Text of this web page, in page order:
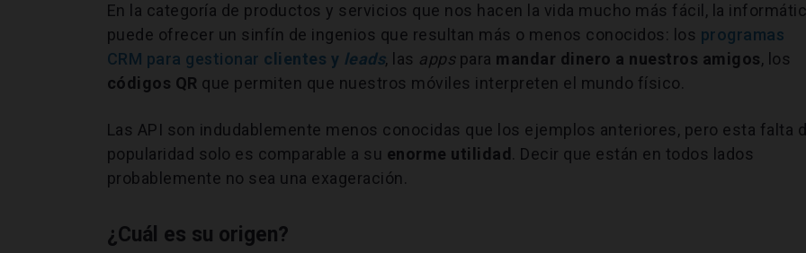
En la categoría de productos y servicios que nos hacen la vida mucho más fácil, la
puede ofrecer un sinfín de ingenios que resultan más o menos conocidos: los programas
CRM para gestionar clientes y leads, las appspara mandar dinero a nuestros amigos, los
códigos QR que permiten que nuestros móviles interpreten el mundo físico.
Las API son indudablemente menos conocidas que los ejemplos anteriores, pero esta falta
popularidad solo es comparable a su enorme utilidad . Decir que están en todos lados
probablemente no sea una exageración.
¿Cuál es su origen?